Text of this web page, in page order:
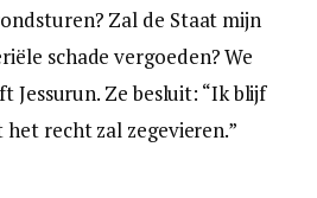
Zal de Staat mijn
schade vergoeden? We
Jessurun. Ze besluit: “Ik blijf
recht zal zegevieren.”